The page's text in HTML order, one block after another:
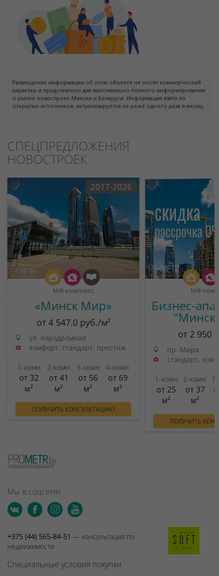
Размещение информации об этом объекте не носит коммерческий
характер и представлено для максимально полного информирования
о рынке новостроек Минска и Беларуси. Информация взята из
открытых источников, актуализируется не реже одного раза в месяц.
СПЕЦПРЕДЛОЖЕНИЯ
НОВОСТРОЕК
2017-2026
МФ комплекс
«Минск Мир»
от 4 547.0 руб./м²
ул. Аэродромная
комфорт, стандарт, престиж
1-комн
от 32
м²
2-комн
от 41
м²
3-комн
от 56
м²
4-комн
от 69
м²
ПОЛУЧИТЬ КОНСУЛЬТАЦИЮ
МФ
Бизнес-
от 2 950
пр. Мира
стандарт,
1-комн
от 25
м²
2-комн
от 37
м²
ПОЛУЧИТЬ
Мы в соцсетях
+375 (44) 565-84-51 — консультация по
недвижимости
Специальные условия покупки